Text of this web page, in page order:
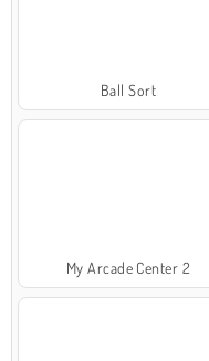
Ball Sort
My Arcade Center 2